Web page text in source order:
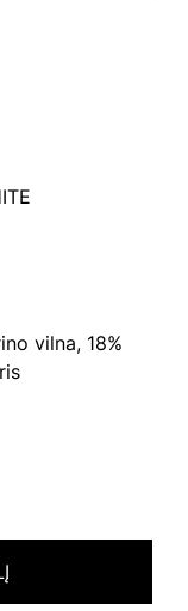
vilna, 18%